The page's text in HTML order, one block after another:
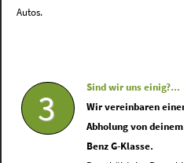
Autos.
3
Sind wir uns einig?...
Wir vereinbaren
Abholung von
Benz G-Klasse.